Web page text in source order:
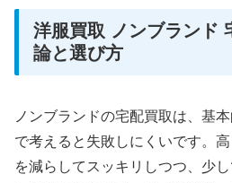
洋服買取 ノンブランド
論と選び方
ノンブランドの宅配買取は、基
で考えると失敗しにくいです。
を減らしてスッキリしつつ、少